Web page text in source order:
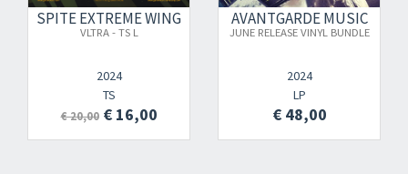
SPITE EXTREME WING
VLTRA - TS L
2024
TS
€ 20,00 € 16,00
AVANTGARDE MUSIC
JUNE RELEASE VINYL BUNDLE
2024
LP
€ 48,00